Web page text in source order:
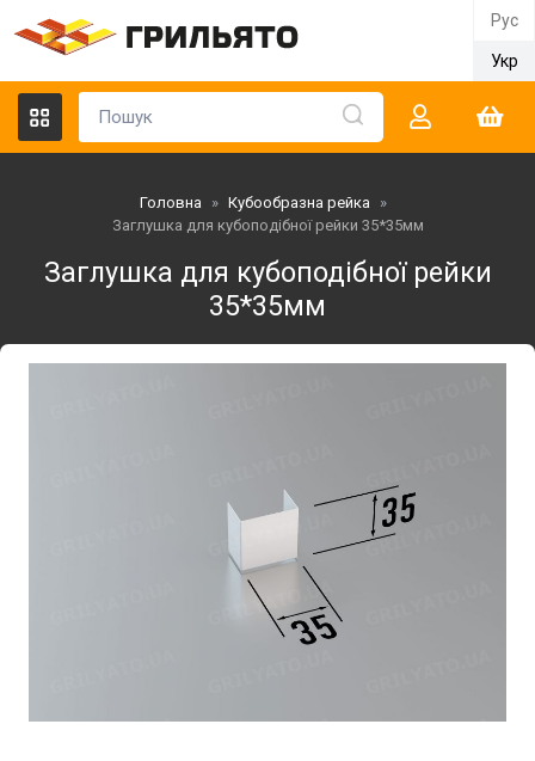
Рус
Укр
Головна » Кубообразна рейка
»
Заглушка для кубоподібної рейки 35*35мм
Заглушка для кубоподібної рейки
35*35мм